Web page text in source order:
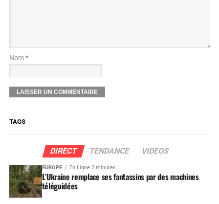
Nom *
TAGS
DIRECT TENDANCE VIDEOS
EUROPE En Ligne 2 minutes
L’Ukraine remplace ses fantassins par des machines
téléguidées